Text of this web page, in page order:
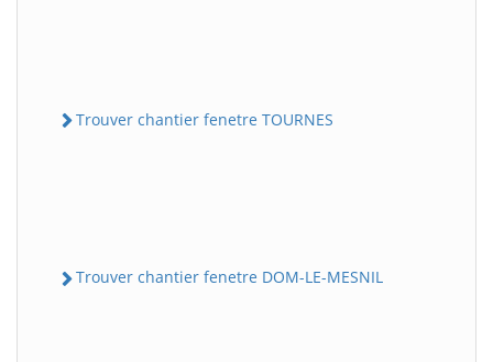
Trouver chantier fenetre TOURNES
Trouver chantier fenetre DOM-LE-MESNIL